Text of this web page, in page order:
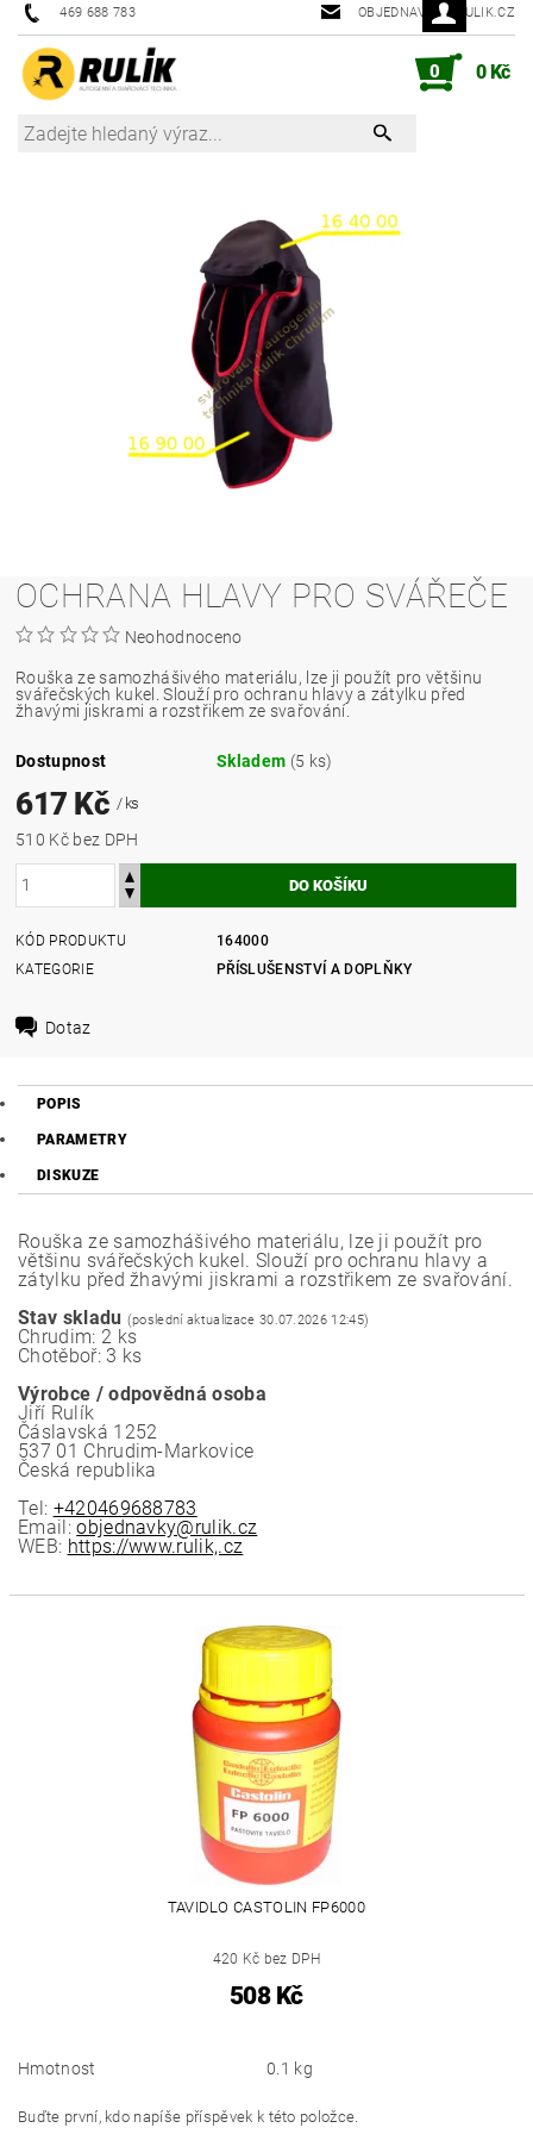
469 688 783 OBJEDNAVKY@RULIK.CZ
0 0 Kč
OCHRANA HLAVY PRO SVÁŘEČE
Neohodnoceno
Rouška ze samozhášivého materiálu, lze ji použít pro většinu
svářečských kukel. Slouží pro ochranu hlavy a zátylku před
žhavými jiskrami a rozstřikem ze svařování.
Dostupnost Skladem (5 ks)
617 Kč / ks
510 Kč bez DPH
KÓD PRODUKTU
164000
KATEGORIE
PŘÍSLUŠENSTVÍ A DOPLŇKY
Dotaz
POPIS
PARAMETRY
DISKUZE
Rouška ze samozhášivého materiálu, lze ji použít pro
většinu svářečských kukel. Slouží pro ochranu hlavy a
zátylku před žhavými jiskrami a rozstřikem ze svařování.
Stav skladu (poslední aktualizace 30.07.2026 12:45)
Chrudim: 2 ks
Chotěboř: 3 ks
Výrobce / odpovědná osoba
Jiří Rulík
Čáslavská 1252
537 01 Chrudim-Markovice
Česká republika
Tel: +420469688783
Email:objednavky@rulik.cz
WEB: https://www.rulik,.cz
TAVIDLO CASTOLIN FP6000
420 Kč bez DPH
508 Kč
Hmotnost 0.1 kg
Buďte první, kdo napíše příspěvek k této položce.